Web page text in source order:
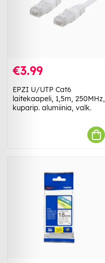
€3.99
EPZI U/UTP Cat6
laitekaapeli, 1,5m, 250MHz,
kuparip. alumiinia, valk.